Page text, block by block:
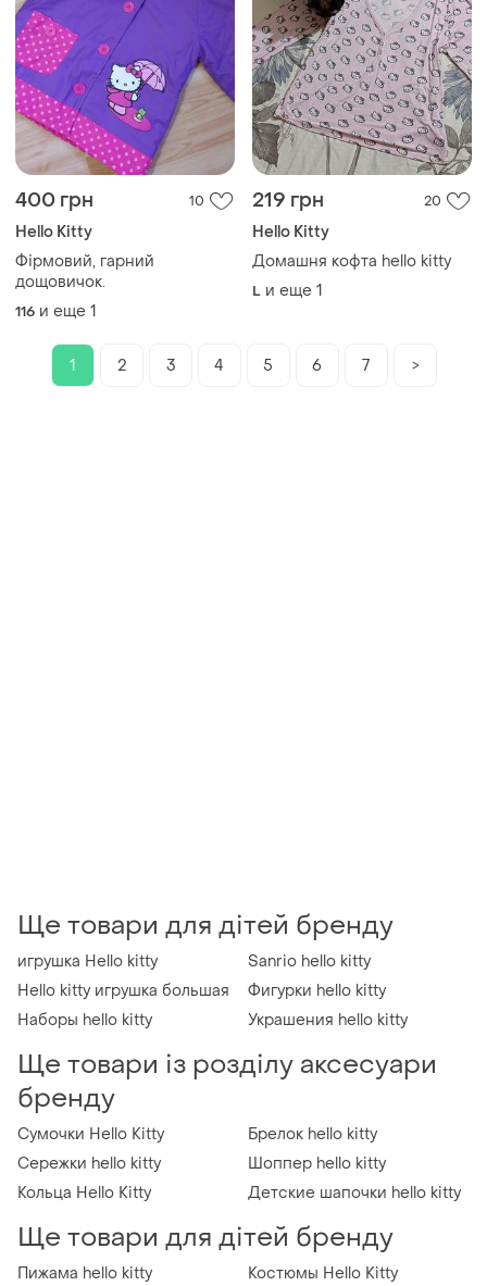
400 грн 10
Hello Kitty
Фірмовий, гарний
дощовичок.
116 и еще 1
219 грн 20
Hello Kitty
Домашня кофта hello kitty
L и еще 1
1 2 3 4 5 6 7 >
Ще товари для дітей бренду
игрушка Hello kitty
Sanrio hello kitty
Hello kitty игрушка большая
Фигурки hello kitty
Наборы hello kitty
Украшения hello kitty
Ще товари із розділу аксесуари
бренду
Сумочки Hello Kitty
Брелок hello kitty
Сережки hello kitty
Шоппер hello kitty
Кольца Hello Kitty
Детские шапочки hello kitty
Ще товари для дітей бренду
Пижама hello kitty
Костюмы Hello Kitty